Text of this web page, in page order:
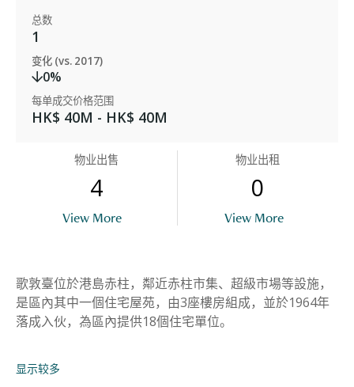
总数
1
变化 (vs. 2017)
0%
每单成交价格范围
HK$ 40M - HK$ 40M
物业出售
4
View More
物业出租
0
View More
歌敦臺位於港島赤柱，鄰近赤柱市集、超級市場等設施，
是區內其中一個住宅屋苑，由3座樓房組成，並於1964年
落成入伙，為區內提供18個住宅單位。
显示较多